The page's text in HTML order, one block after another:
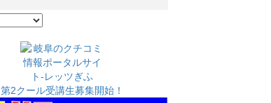
第2クール受講生募集開始！